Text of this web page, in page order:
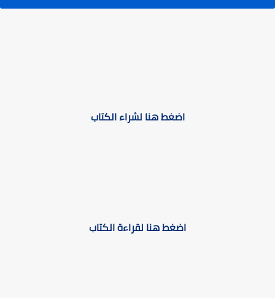
اضغط هنا لشراء الكتاب
اضغط هنا لقراءة الكتاب